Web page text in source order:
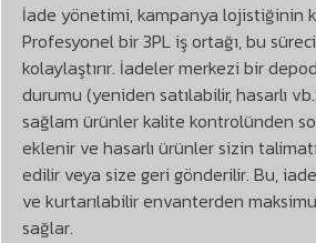
İade yönetimi, kampanya lojistiğinin
Profesyonel bir 3PL iş ortağı, bu
kolaylaştırır. İadeler merkezi bir
durumu (yeniden satılabilir, hasarlı
sağlam ürünler kalite kontrolünden
eklenir ve hasarlı ürünler sizin
edilir veya size geri gönderilir. Bu,
ve kurtarılabilir envanterden
sağlar.